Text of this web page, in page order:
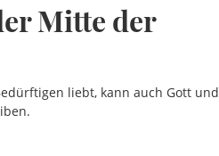
Mitte der
liebt, kann auch Gott und